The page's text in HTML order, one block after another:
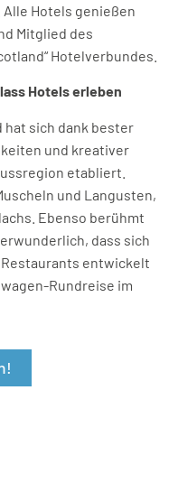
Hotels genießen
Mitglied des
Hotelverbundes.
Hotels erleben
hat sich dank bester
und kreativer
etabliert.
und Langusten,
Ebenso berühmt
dass sich
entwickelt
Rundreise im